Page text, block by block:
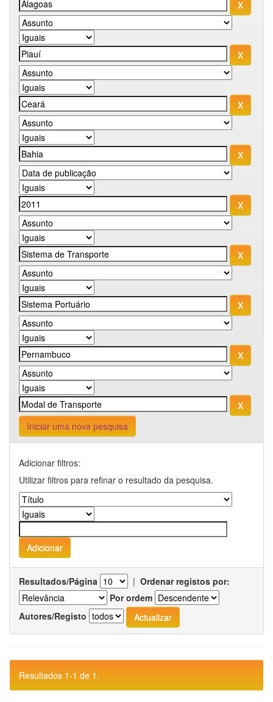
Iniciar uma nova pesquisa
Adicionar filtros:
Utilizar filtros para refinar o resultado da pesquisa.
Resultados/Página | Ordenar registos por:
Por ordem
Autores/Registo
Resultados 1-1 de 1.